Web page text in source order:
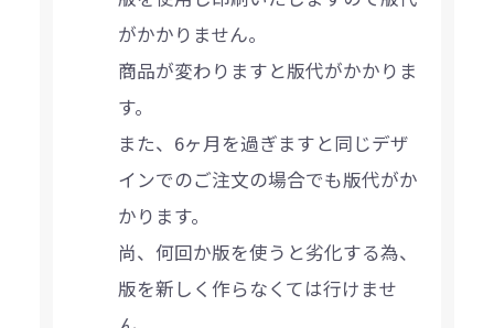
がかかりません。
商品が変わりますと版代がかかりま
す。
また、6ヶ月を過ぎますと同じデザ
インでのご注文の場合でも版代がか
かります。
尚、何回か版を使うと劣化する為、
版を新しく作らなくては行けませ